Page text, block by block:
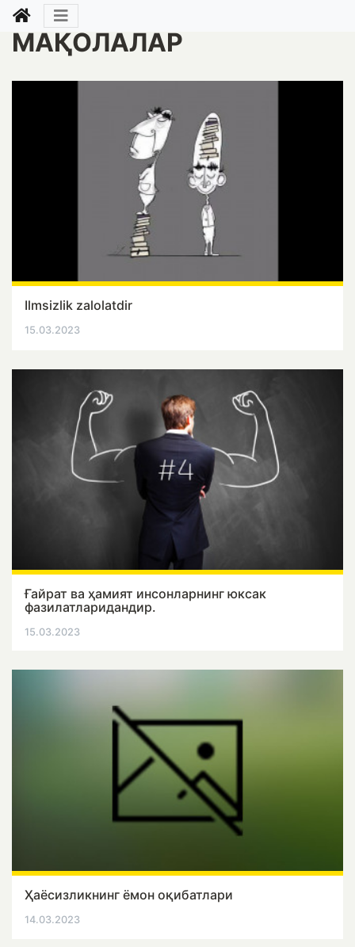
МАҚОЛАЛАР
Ilmsizlik zalolatdir
15.03.2023
Ғайрат ва ҳамият инсонларнинг юксак
фазилатларидандир.
15.03.2023
Ҳаёсизликнинг ёмон оқибатлари
14.03.2023